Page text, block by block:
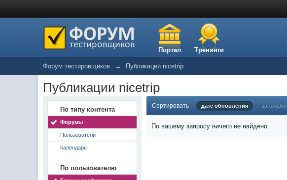
Портал Тренинги
Форум тестировщиков → Публикации nicetrip
Публикации nicetrip
По типу контента
Форумы
Пользователи
Календарь
По пользователю
Сортировать дате обновления заголовку
По вашему запросу ничего не найдено.